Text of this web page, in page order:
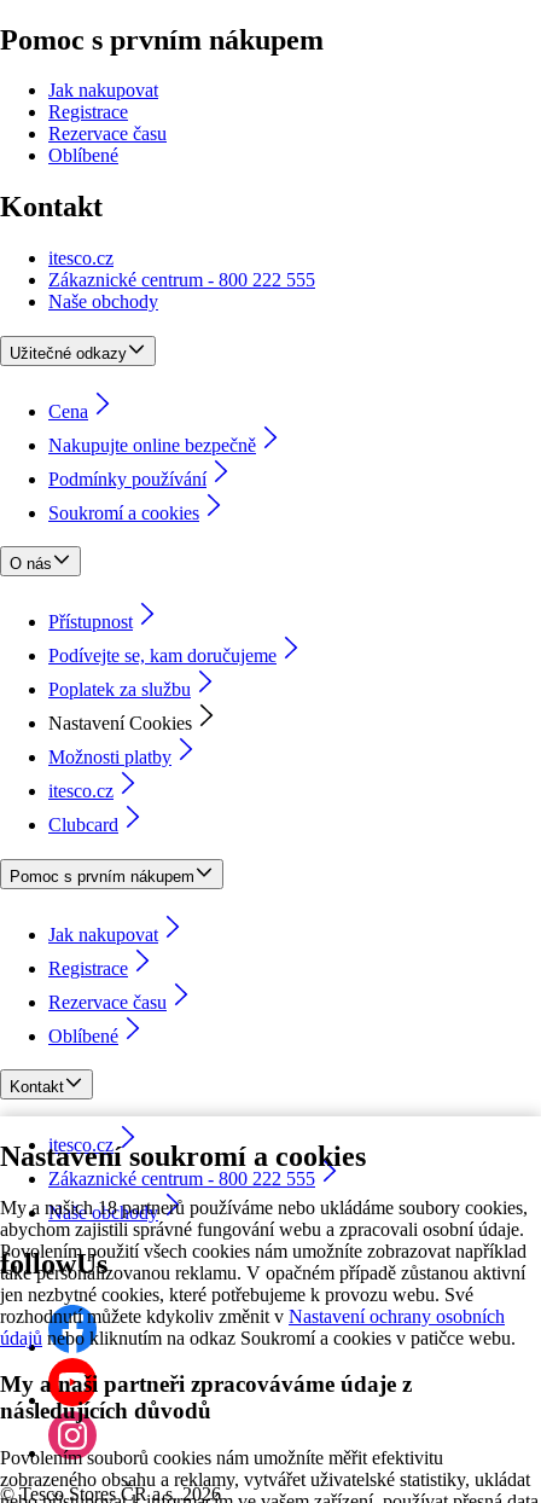
Nastavení soukromí a cookies
My a našich 18 partnerů používáme nebo ukládáme soubory cookies,
abychom zajistili správné fungování webu a zpracovali osobní údaje.
Povolením použití všech cookies nám umožníte zobrazovat například
také personalizovanou reklamu. V opačném případě zůstanou aktivní
jen nezbytné cookies, které potřebujeme k provozu webu. Své
rozhodnutí můžete kdykoliv změnit v Nastavení ochrany osobních
údajů nebo kliknutím na odkaz Soukromí a cookies v patičce webu.
My a naši partneři zpracováváme údaje z
následujících důvodů
Povolením souborů cookies nám umožníte měřit efektivitu
zobrazeného obsahu a reklamy, vytvářet uživatelské statistiky, ukládat
Pomoc s prvním nákupem
Jak nakupovat
Registrace
Rezervace času
Oblíbené
Kontakt
itesco.cz
Zákaznické centrum - 800 222 555
Naše obchody
Užitečné odkazy
Cena
Nakupujte online bezpečně
Podmínky používání
Soukromí a cookies
O nás
Přístupnost
Podívejte se, kam doručujeme
Poplatek za službu
Nastavení Cookies
Možnosti platby
itesco.cz
Clubcard
Pomoc s prvním nákupem
Jak nakupovat
Registrace
Rezervace času
Oblíbené
Kontakt
itesco.cz
Zákaznické centrum - 800 222 555
Naše obchody
followUs
©Tesco Stores ČR a.s. 2026